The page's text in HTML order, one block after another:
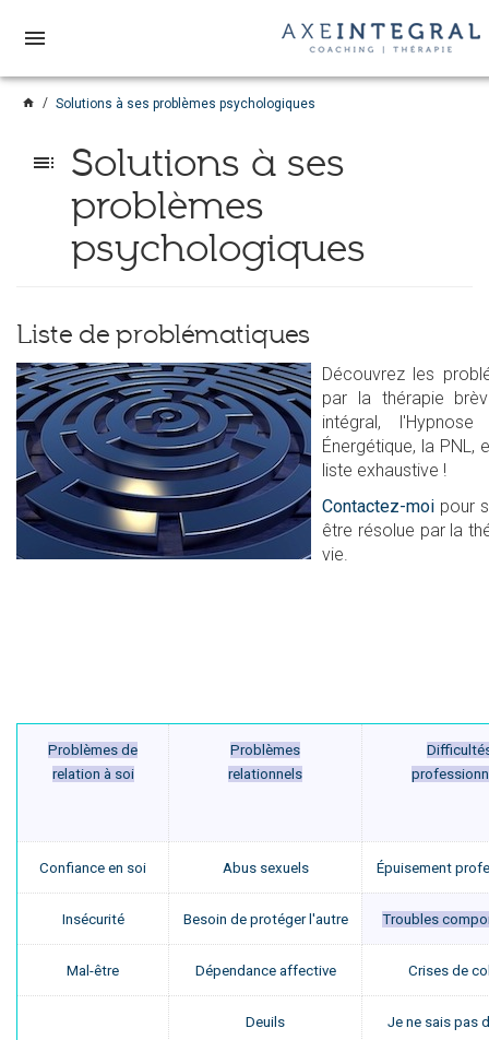
menu
home Solutions à ses problèmes psychologiques
toc
Solutions à ses
problèmes
psychologiques
Liste de problématiques
Découvrez les
par la thérapie
intégral,
Énergétique, la PNL,
liste exhaustive !
Contactez-moi pour
être résolue par la
vie.
Problèmes de
relation à soi
Problèmes
relationnels
Confiance en soi Abus sexuels Épuisement
Insécurité Besoin de protéger l'autre Troubles
Mal-être Dépendance affective Crises de
Deuils Je ne sais pas